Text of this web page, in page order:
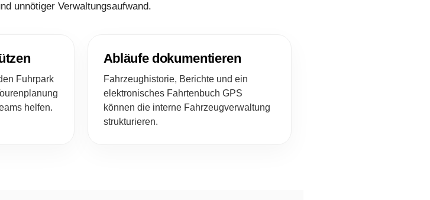
unnötiger Verwaltungsaufwand.
Fuhrpark
helfen.
Abläufe dokumentieren
Fahrzeughistorie, Berichte und ein
elektronisches Fahrtenbuch GPS
können die interne Fahrzeugverwaltung
strukturieren.